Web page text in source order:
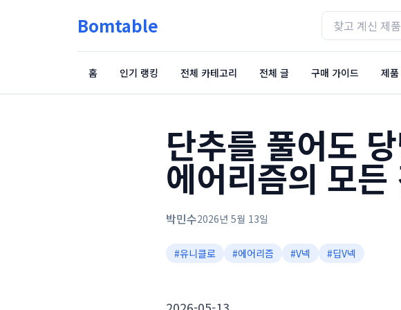
Bomtable
홈 인기 랭킹 전체 카테고리 전체 글 구매 가이드 제
단추를 풀어도
에어리즘의 모든
박민수2026년 5월 13일
#유니클로 #에어리즘 #V넥 #딥V넥